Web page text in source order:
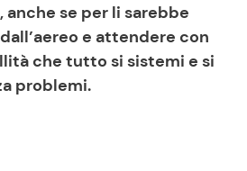
anche se per li sarebbe
e attendere con
che tutto si sistemi e si
problemi.